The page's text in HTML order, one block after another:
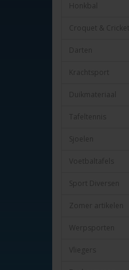
Honkbal
Croquet & Cricket
Darten
Krachtsport
Duikmateriaal
Tafeltennis
Sjoelen
Voetbaltafels
Sport Diversen
Zomer artikelen
Werpsporten
Vliegers